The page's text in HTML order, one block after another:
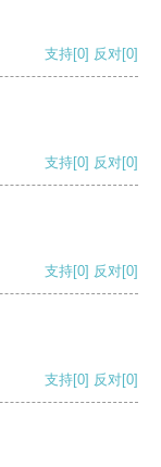
支持[0] 反对[0]
支持[0] 反对[0]
支持[0] 反对[0]
支持[0] 反对[0]